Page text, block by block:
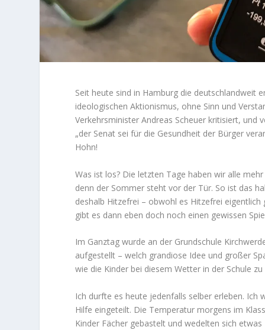
Seit heute sind in Hamburg die deutschlandweit
ideologischen Aktionismus, ohne Sinn und
Verkehrsminister Andreas Scheuer kritisiert,
„der Senat sei für die Gesundheit der Bürger
Hohn!
Was ist los? Die letzten Tage haben wir alle
denn der Sommer steht vor der Tür. So ist das
deshalb Hitzefrei – obwohl es Hitzefrei
gibt es dann eben doch noch einen gewissen
Im Ganztag wurde an der Grundschule
aufgestellt – welch grandiose Idee und großer
wie die Kinder bei diesem Wetter in der Schule
Ich durfte es heute jedenfalls selber erleben. Ich
Hilfe eingeteilt. Die Temperatur morgens im
Kinder Fächer gebastelt und wedelten sich etwas